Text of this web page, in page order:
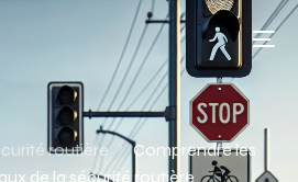
routière
Comprendre les
de la sécurité routière